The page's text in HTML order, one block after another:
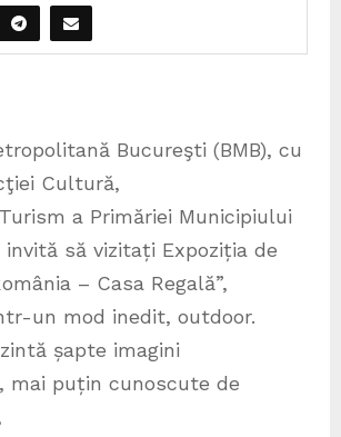
Bucureşti (BMB), cu
Cultură,
a Primăriei Municipiului
invită să vizitați Expoziția de
– Casa Regală”,
un mod inedit, outdoor.
șapte imagini
mai puțin cunoscute de